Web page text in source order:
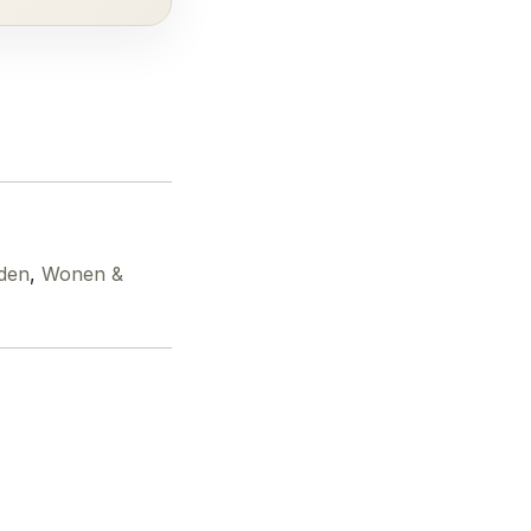
, Wonen &